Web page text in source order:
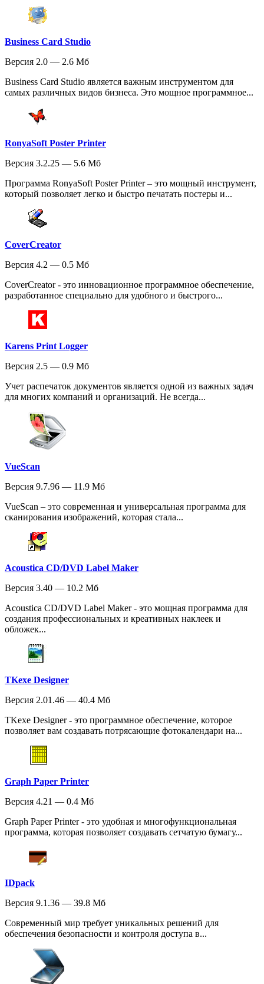
Business Card Studio
Версия 2.0 — 2.6 Мб
Business Card Studio является важным инструментом для
самых различных видов бизнеса. Это мощное программное...
RonyaSoft Poster Printer
Версия 3.2.25 — 5.6 Мб
Программа RonyaSoft Poster Printer – это мощный инструмент,
который позволяет легко и быстро печатать постеры и...
CoverCreator
Версия 4.2 — 0.5 Мб
CoverCreator - это инновационное программное обеспечение,
разработанное специально для удобного и быстрого...
Karens Print Logger
Версия 2.5 — 0.9 Мб
Учет распечаток документов является одной из важных задач
для многих компаний и организаций. Не всегда...
VueScan
Версия 9.7.96 — 11.9 Мб
VueScan – это современная и универсальная программа для
сканирования изображений, которая стала...
Acoustica CD/DVD Label Maker
Версия 3.40 — 10.2 Мб
Acoustica CD/DVD Label Maker - это мощная программа для
создания профессиональных и креативных наклеек и
обложек...
TKexe Designer
Версия 2.01.46 — 40.4 Мб
TKexe Designer - это программное обеспечение, которое
позволяет вам создавать потрясающие фотокалендари на...
Graph Paper Printer
Версия 4.21 — 0.4 Мб
Graph Paper Printer - это удобная и многофункциональная
программа, которая позволяет создавать сетчатую бумагу...
IDpack
Версия 9.1.36 — 39.8 Мб
Современный мир требует уникальных решений для
обеспечения безопасности и контроля доступа в...